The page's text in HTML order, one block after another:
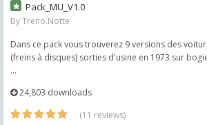
Pack_MU_V1.0
ByTreno.Notte
Dans ce pack vous trouverez 9 versions des
(freins à disques) sorties d'usine en 1973 sur
...
24,803 downloads
(11 reviews)